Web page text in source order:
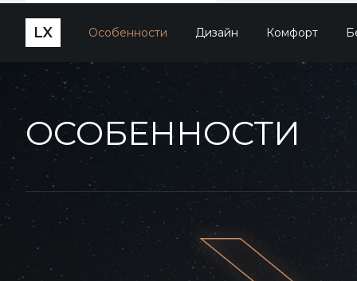
LX Особенности Дизайн Комфорт
ОСОБЕННОСТИ